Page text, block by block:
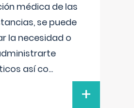
médica de las
se puede
la necesidad o
así co...
+